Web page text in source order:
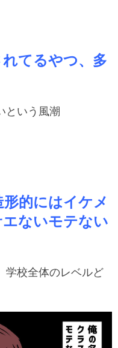
てるやつ、多
という風潮
的にはイケメ
ないモテない
学校全体のレベルど